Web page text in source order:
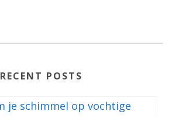
RECENT POSTS